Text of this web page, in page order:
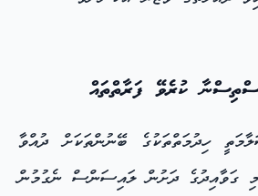
ހިދުމަތްތަކުގެ ބޭނުންތަކަށް ދުއްވާ
ގަވާއިދުގެ ދަށުން ލައިސަންސް ނެގުމުން